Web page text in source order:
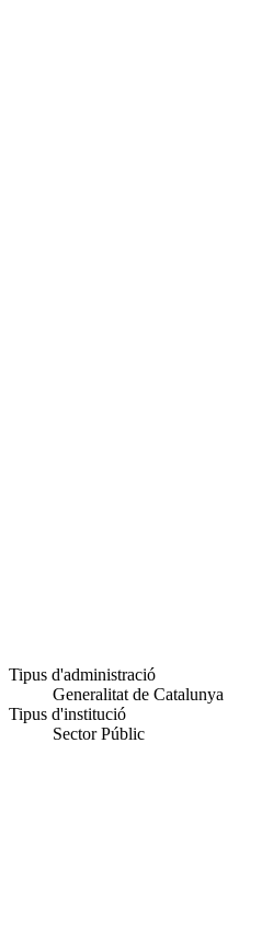
Tipus d'administració
Generalitat de Catalunya
Tipus d'institució
Sector Públic